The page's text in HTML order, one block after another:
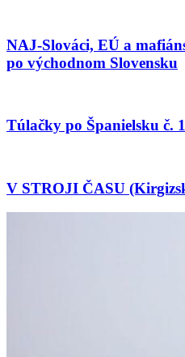
NAJ-Slováci, EÚ a
po východnom Slovensku
Túlačky po Španielsku č.
V STROJI ČASU